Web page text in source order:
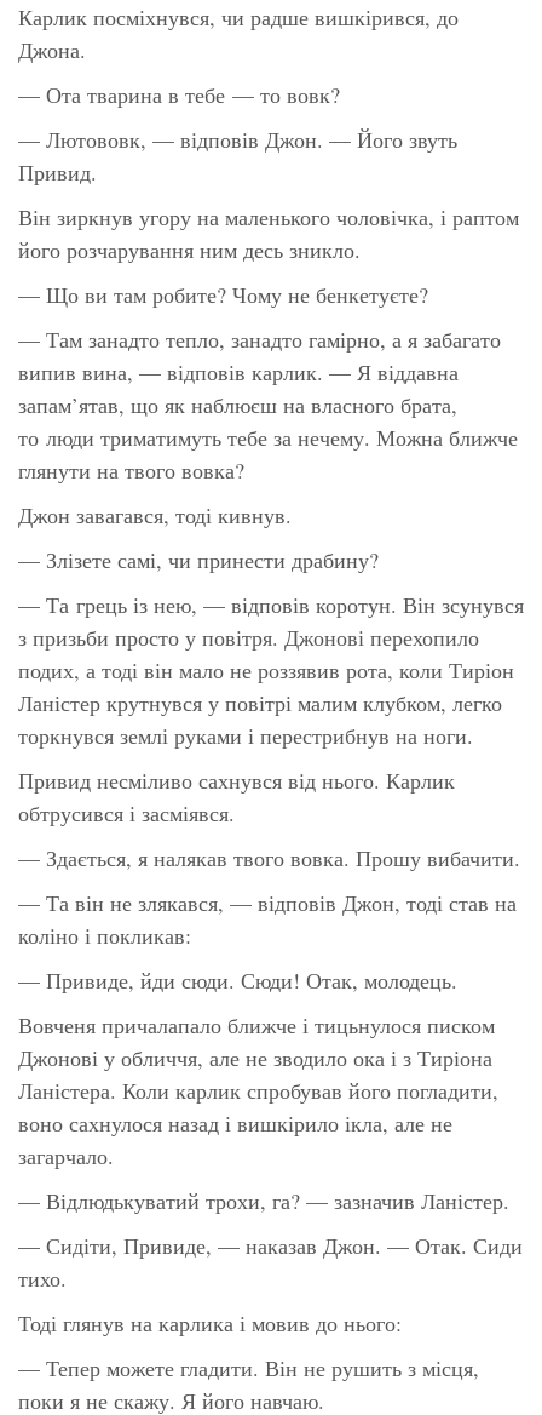
Карлик посміхнувся, чи радше вишкірився, до
Джона.
— Ота тварина в тебе — то вовк?
— Лютововк, — відповів Джон. — Його звуть
Привид.
Він зиркнув угору на маленького чоловічка, і раптом
його розчарування ним десь зникло.
— Що ви там робите? Чому не бенкетуєте?
— Там занадто тепло, занадто гамірно, а я забагато
випив вина, — відповів карлик. — Я віддавна
запам’ятав, що як наблюєш на власного брата,
то люди триматимуть тебе за нечему. Можна ближче
глянути на твого вовка?
Джон завагався, тоді кивнув.
— Злізете самі, чи принести драбину?
— Та грець із нею, — відповів коротун. Він зсунувся
з призьби просто у повітря. Джонові перехопило
подих, а тоді він мало не роззявив рота, коли Тиріон
Ланістер крутнувся у повітрі малим клубком, легко
торкнувся землі руками і перестрибнув на ноги.
Привид несміливо сахнувся від нього. Карлик
обтрусився і засміявся.
— Здається, я налякав твого вовка. Прошу вибачити.
— Та він не злякався, — відповів Джон, тоді став на
коліно і покликав:
— Привиде, йди сюди. Сюди! Отак, молодець.
Вовченя причалапало ближче і тицьнулося писком
Джонові у обличчя, але не зводило ока і з Тиріона
Ланістера. Коли карлик спробував його погладити,
воно сахнулося назад і вишкірило ікла, але не
загарчало.
— Відлюдькуватий трохи, га? — зазначив Ланістер.
— Сидіти, Привиде, — наказав Джон. — Отак. Сиди
тихо.
Тоді глянув на карлика і мовив до нього:
— Тепер можете гладити. Він не рушить з місця,
поки я не скажу. Я його навчаю.